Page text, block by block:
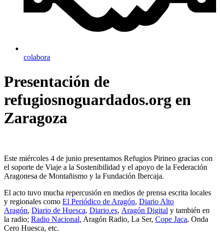
colabora
Presentación de
refugiosnoguardados.org en
Zaragoza
Este miércoles 4 de junio presentamos Refugios Pirineo gracias con
el soporte de Viaje a la Sostenibilidad y el apoyo de la Federación
Aragonesa de Montañismo y la Fundación Ibercaja.
El acto tuvo mucha repercusión en medios de prensa escrita locales
y regionales como El Periódico de Aragón, Diario Alto
Aragón, Diario de Huesca, Diario.es, Aragón Digital y también en
la radio; Radio Nacional, Aragón Radio, La Ser, Cope Jaca, Onda
Cero Huesca, etc.